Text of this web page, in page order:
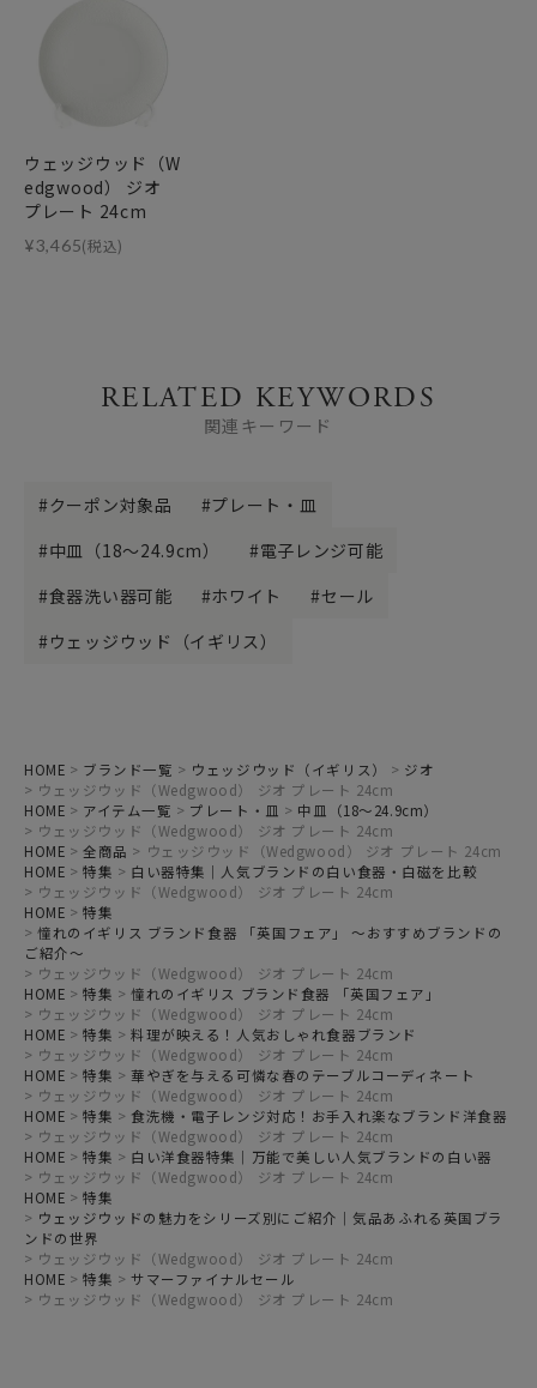
ウェッジウッド（W
edgwood） ジオ
プレート 24cm
¥3,465(税込)
RELATED KEYWORDS
関連キーワード
クーポン対象品
プレート・皿
中皿（18～24.9cm）
電子レンジ可能
食器洗い器可能
ホワイト
セール
ウェッジウッド（イギリス）
HOME ブランド一覧 ウェッジウッド（イギリス）
ジオ
ウェッジウッド（Wedgwood） ジオ プレート 24cm
HOME
アイテム一覧 プレート・皿
中皿（18～24.9cm）
ウェッジウッド（Wedgwood） ジオ プレート 24cm
HOME
全商品
ウェッジウッド（Wedgwood） ジオ プレート 24cm
HOME
特集
白い器特集｜人気ブランドの白い食器・白磁を比較
ウェッジウッド（Wedgwood） ジオ プレート 24cm
HOME
特集
憧れのイギリス ブランド食器 「英国フェア」 ～おすすめブランドの
ご紹介～
ウェッジウッド（Wedgwood） ジオ プレート 24cm
HOME
特集
憧れのイギリス ブランド食器 「英国フェア」
ウェッジウッド（Wedgwood） ジオ プレート 24cm
HOME
特集
料理が映える！人気おしゃれ食器ブランド
ウェッジウッド（Wedgwood） ジオ プレート 24cm
HOME
特集
華やぎを与える可憐な春のテーブルコーディネート
ウェッジウッド（Wedgwood） ジオ プレート 24cm
HOME
特集
食洗機・電子レンジ対応！お手入れ楽なブランド洋食器
ウェッジウッド（Wedgwood） ジオ プレート 24cm
HOME
特集
白い洋食器特集｜万能で美しい人気ブランドの白い器
ウェッジウッド（Wedgwood） ジオ プレート 24cm
HOME
特集
ウェッジウッドの魅力をシリーズ別にご紹介｜気品あふれる英国ブラ
ンドの世界
ウェッジウッド（Wedgwood） ジオ プレート 24cm
HOME
特集
サマーファイナルセール
ウェッジウッド（Wedgwood） ジオ プレート 24cm